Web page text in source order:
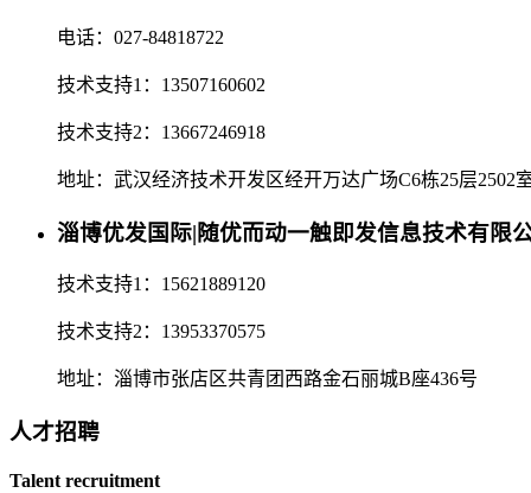
电话：027-84818722
技术支持1：13507160602
技术支持2：13667246918
地址：武汉经济技术开发区经开万达广场C6栋25层2502
淄博优发国际|随优而动一触即发信息技术有限
技术支持1：15621889120
技术支持2：13953370575
地址：淄博市张店区共青团西路金石丽城B座436号
人才招聘
Talent recruitment